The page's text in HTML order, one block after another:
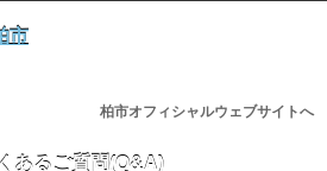
柏市オフィシャルウェブサイトへ